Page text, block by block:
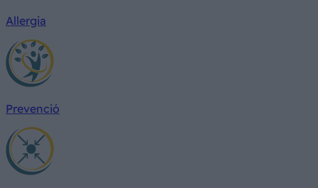
Allergia
Prevenció